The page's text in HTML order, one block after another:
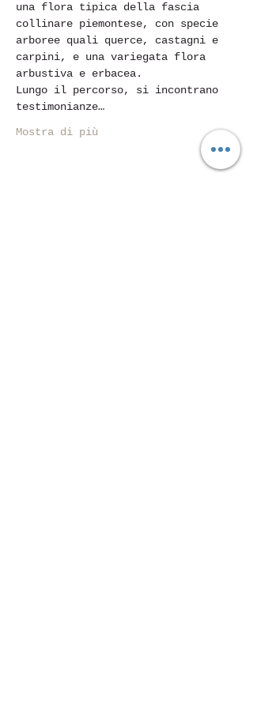
una flora tipica della fascia
collinare piemontese, con specie
arboree quali querce, castagni e
carpini, e una variegata flora
arbustiva e erbacea.
Lungo il percorso, si incontrano
testimonianze…
Mostra di più